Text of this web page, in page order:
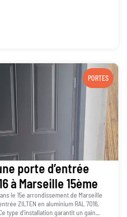
PORTES
porte d’entrée
à Marseille 15ème
le 15e arrondissement de Marseille
ZILTEN en aluminium RAL 7016,
type d’installation garantit un gain...